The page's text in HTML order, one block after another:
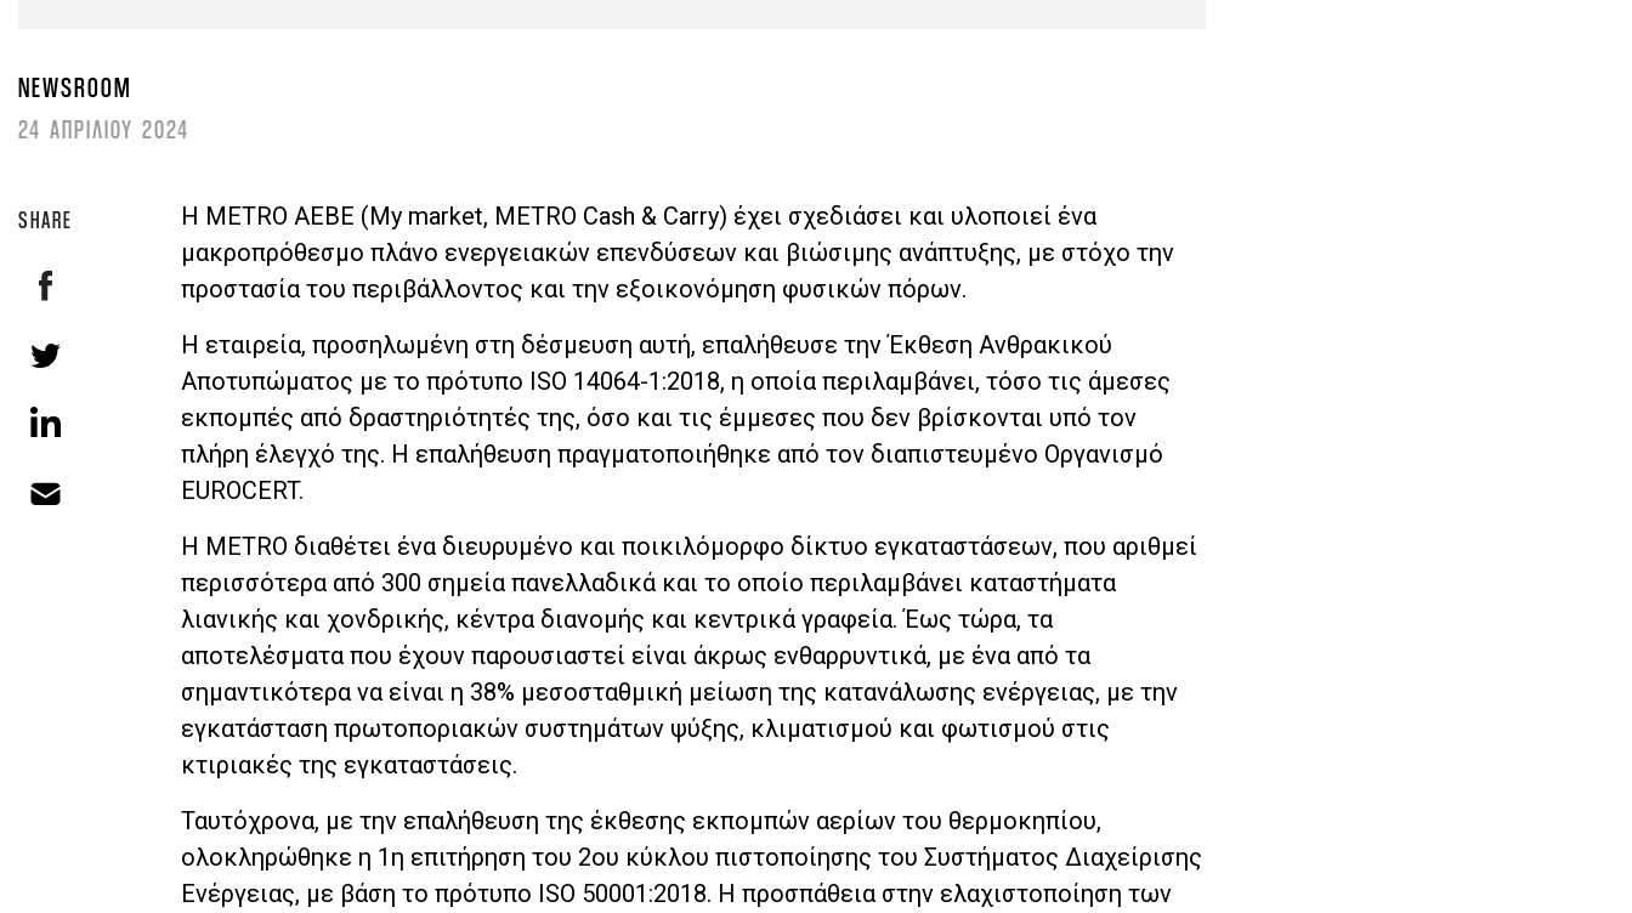
NEWSROOM
24 ΑΠΡΙΛΙΟΥ 2024
SHARE
Η METRO ΑΕΒΕ (My market, METRO Cash & Carry) έχει σχεδιάσει και υλοποιεί ένα
μακροπρόθεσμο πλάνο ενεργειακών επενδύσεων και βιώσιμης ανάπτυξης, με στόχο την
προστασία του περιβάλλοντος και την εξοικονόμηση φυσικών πόρων.
Η εταιρεία, προσηλωμένη στη δέσμευση αυτή, επαλήθευσε την Έκθεση Ανθρακικού
Αποτυπώματος με το πρότυπο ISO 14064-1:2018, η οποία περιλαμβάνει, τόσο τις άμεσες
εκπομπές από δραστηριότητές της, όσο και τις έμμεσες που δεν βρίσκονται υπό τον
πλήρη έλεγχό της. H επαλήθευση πραγματοποιήθηκε από τον διαπιστευμένο Οργανισμό
EUROCERT.
Η METRO διαθέτει ένα διευρυμένο και ποικιλόμορφο δίκτυο εγκαταστάσεων, που αριθμεί
περισσότερα από 300 σημεία πανελλαδικά και το οποίο περιλαμβάνει καταστήματα
λιανικής και χονδρικής, κέντρα διανομής και κεντρικά γραφεία. Έως τώρα, τα
αποτελέσματα που έχουν παρουσιαστεί είναι άκρως ενθαρρυντικά, με ένα από τα
σημαντικότερα να είναι η 38% μεσοσταθμική μείωση της κατανάλωσης ενέργειας, με την
εγκατάσταση πρωτοποριακών συστημάτων ψύξης, κλιματισμού και φωτισμού στις
κτιριακές της εγκαταστάσεις.
Ταυτόχρονα, με την επαλήθευση της έκθεσης εκπομπών αερίων του θερμοκηπίου,
ολοκληρώθηκε η 1η επιτήρηση του 2ου κύκλου πιστοποίησης του Συστήματος Διαχείρισης
Ενέργειας, με βάση το πρότυπο ISO 50001:2018. Η προσπάθεια στην ελαχιστοποίηση των